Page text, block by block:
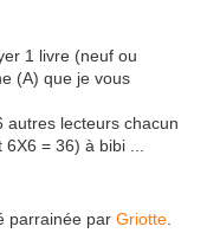
1 livre (neuf ou
(A) que je vous
autres lecteurs chacun
= 36) à bibi ...
parrainée par Griotte